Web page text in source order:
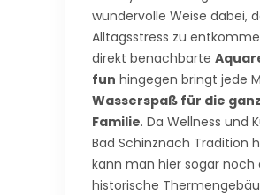
wundervolle Weise dabei,
Alltagsstress zu
direkt benachbarte
fun hingegen bringt jede
Wasserspaß für die
Familie. Da Wellness und
Bad Schinznach Tradition
kann man hier sogar noch
historische